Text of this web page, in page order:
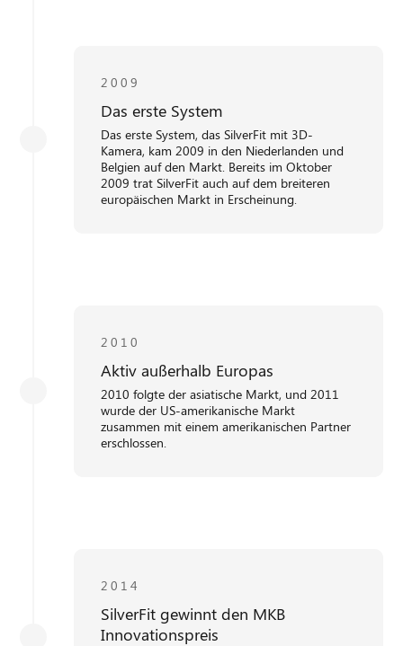
2009
Das erste System
Das erste System, das SilverFit mit 3D-
Kamera, kam 2009 in den Niederlanden und
Belgien auf den Markt. Bereits im Oktober
2009 trat SilverFit auch auf dem breiteren
europäischen Markt in Erscheinung.
2010
Aktiv außerhalb Europas
2010 folgte der asiatische Markt, und 2011
wurde der US-amerikanische Markt
zusammen mit einem amerikanischen Partner
erschlossen.
2014
SilverFit gewinnt den MKB
Innovationspreis